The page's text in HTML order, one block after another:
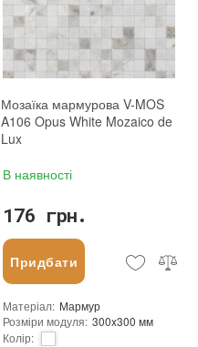
Країна виробника
Китай
Бренд : Mozaico de Lux
Тип поверхні
Полірована, Матова, Глянцева, Неглазурована
: новий
Мозаїка мармурова V-MOS
A106 Opus White Mozaico de
Lux
В наявності
176 грн.
Придбати
Матеріал: Мармур
Розміри модуля: 300x300 мм
Колір: